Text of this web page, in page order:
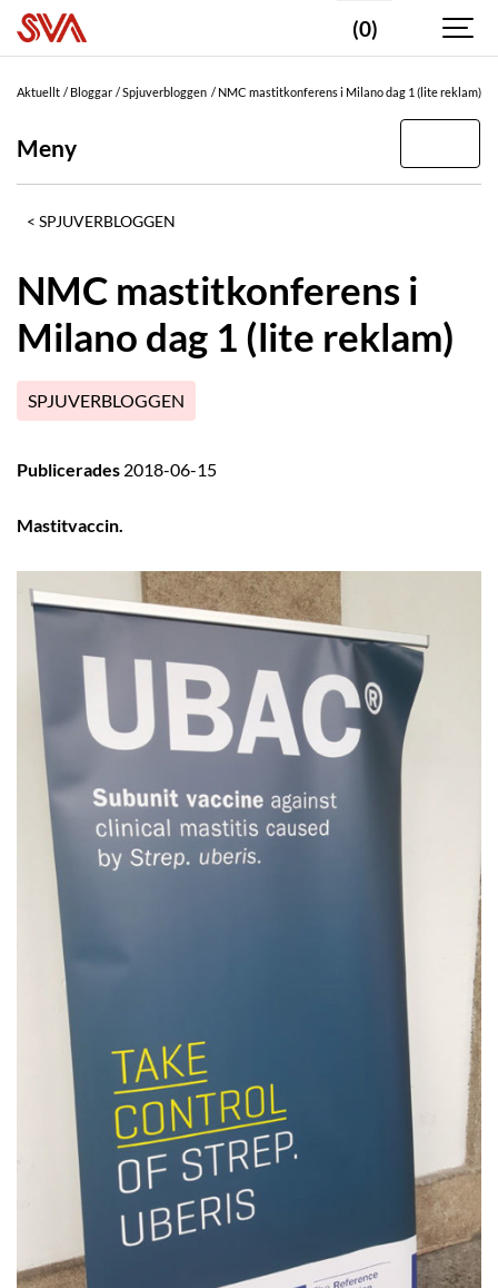
(0)
Aktuellt Bloggar Spjuverbloggen NMC mastitkonferens i Milano dag 1 (lite reklam)
Meny
SPJUVERBLOGGEN
NMC mastitkonferens i
Milano dag 1 (lite reklam)
SPJUVERBLOGGEN
Publicerades 2018-06-15
Mastitvaccin.